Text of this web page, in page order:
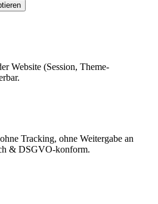
Website (Session, Theme-
Tracking, ohne Weitergabe an
& DSGVO-konform.